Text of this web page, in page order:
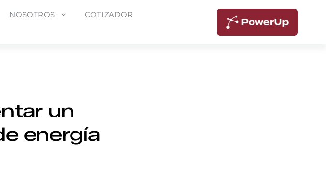
NOSOTROS
COTIZADOR
un
energía